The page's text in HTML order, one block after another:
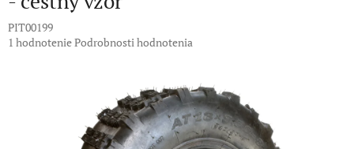
PIT00199
Priemerné
1 hodnoteniePodrobnosti hodnotenia